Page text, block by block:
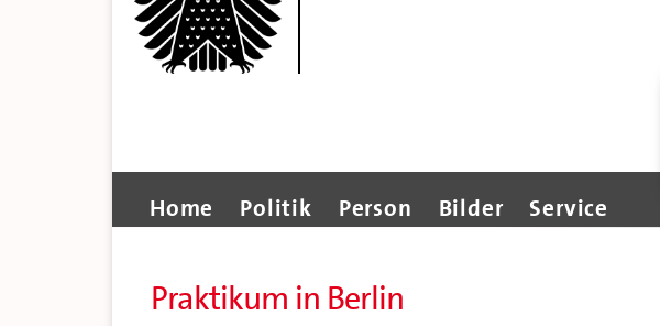
Home Politik Person Bilder Service
Praktikum in Berlin